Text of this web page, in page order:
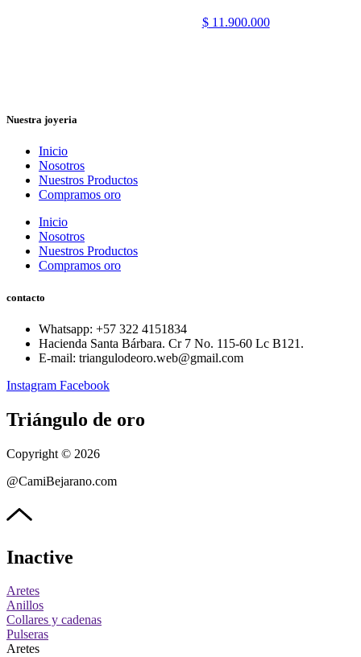
$11.900.000
Nuestra joyeria
Inicio
Nosotros
Nuestros Productos
Compramos oro
Inicio
Nosotros
Nuestros Productos
Compramos oro
contacto
Whatsapp: ‪+57 322 4151834‬
Hacienda Santa Bárbara. Cr 7 No. 115-60 Lc B121.
E-mail: triangulodeoro.web@gmail.com
Instagram Facebook
Triángulo de oro
Copyright © 2026
@CamiBejarano.com
Inactive
Aretes
Anillos
Collares y cadenas
Pulseras
Aretes